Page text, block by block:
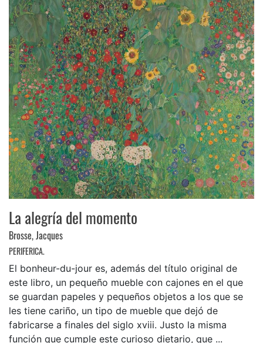
La alegría del momento
Brosse, Jacques
PERIFERICA.
El bonheur-du-jour es, además del título original de
este libro, un pequeño mueble con cajones en el que
se guardan papeles y pequeños objetos a los que se
les tiene cariño, un tipo de mueble que dejó de
fabricarse a finales del siglo xviii. Justo la misma
función que cumple este curioso dietario, que ...